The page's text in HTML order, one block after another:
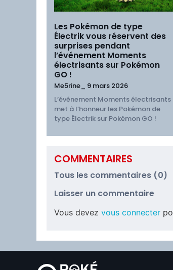
Les Pokémon de type
Électrik vous réservent des
surprises pendant
l’événement Moments
électrisants sur Pokémon
GO !
Me5rine_ 9 mars 2026
L’événement Moments électrisants
met à l’honneur les Pokémon de
type Électrik sur Pokémon GO !
COMMENTAIRES
Tous les commentaires (0)
Laisser un commentaire
Vous devez vous connecter